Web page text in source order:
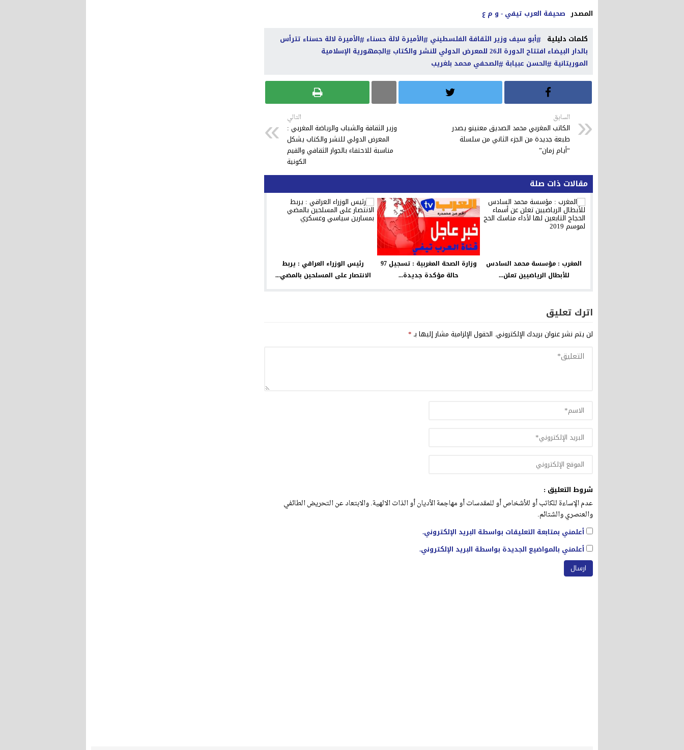
المصدر صحيفة العرب تيفي - و م ع
كلمات دليلية
أبو سيف وزير الثقافة الفلسطيني الأميرة لالة حسناء الأميرة لالة حسناء تترأس
بالدار البيضاء افتتاح الدورة الـ26 للمعرض الدولي للنشر والكتاب
الجمهورية الإسلامية
الموريتانية الحسن عبيابة الصحفي محمد بلغريب
السابق
الكاتب المغربي محمد الصديق معنينو يصدر
طبعة جديدة من الجزء الثاني من سلسلة
“أيام زمان”
التالي
وزير الثقافة والشباب والرياضة المغربي :
المعرض الدولي للنشر والكتاب يشكل
مناسبة للاحتفاء بالجوار الثقافي والقيم
الكونية
مقالات ذات صلة
المغرب : مؤسسة محمد السادس
للأبطال الرياضيين تعلن...
وزارة الصحة المغربية : تسجيل 97
حالة مؤكدة جديدة...
رئيس الوزراء العراقي : يربط
الانتصار على المسلحين بالمضي...
اترك تعليق
لن يتم نشر عنوان بريدك الإلكتروني. الحقول الإلزامية مشار إليها بـ*
شروط التعليق :
عدم الإساءة للكاتب أو للأشخاص أو للمقدسات أو مهاجمة الأديان أو الذات الالهية. والابتعاد عن التحريض الطائفي
والعنصري والشتائم.
أعلمني بمتابعة التعليقات بواسطة البريد الإلكتروني.
أعلمني بالمواضيع الجديدة بواسطة البريد الإلكتروني.